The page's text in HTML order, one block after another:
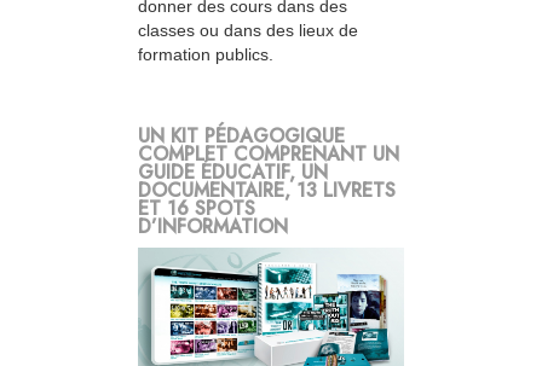
donner des cours dans des
classes ou dans des lieux de
formation publics.
UN KIT PÉDAGOGIQUE
COMPLET COMPRENANT UN
GUIDE ÉDUCATIF, UN
DOCUMENTAIRE, 13 LIVRETS
ET 16 SPOTS
D’INFORMATION